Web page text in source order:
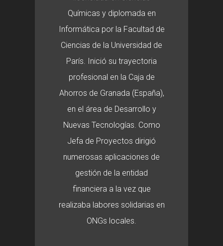
Químicas y diplomada en
Informática por la Facultad de
Ciencias de la Universidad de
París. Inició su trayectoria
profesional en la Caja de
Ahorros de Granada (España),
en el área de Desarrollo y
Nuevas Tecnologías. Como
Jefa de Proyectos dirigió
numerosas aplicaciones de
gestión de la entidad
financiera a la vez que
realizaba labores solidarias en
ONGs locales.